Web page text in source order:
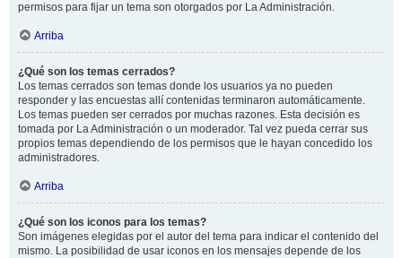
permisos para fijar un tema son otorgados por La Administración.
Arriba
¿Qué son los temas cerrados?
Los temas cerrados son temas donde los usuarios ya no pueden
responder y las encuestas allí contenidas terminaron automáticamente.
Los temas pueden ser cerrados por muchas razones. Esta decisión es
tomada por La Administración o un moderador. Tal vez pueda cerrar sus
propios temas dependiendo de los permisos que le hayan concedido los
administradores.
Arriba
¿Qué son los iconos para los temas?
Son imágenes elegidas por el autor del tema para indicar el contenido del
mismo. La posibilidad de usar iconos en los mensajes depende de los